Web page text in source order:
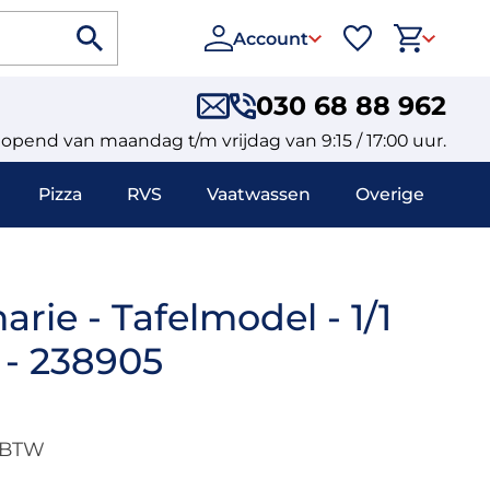
Account
030 68 88 962
van maandag t/m vrijdag van 9:15 / 17:00 uur.
Pizza RVS Vaatwassen Overige
- Tafelmodel - 1/1
238905